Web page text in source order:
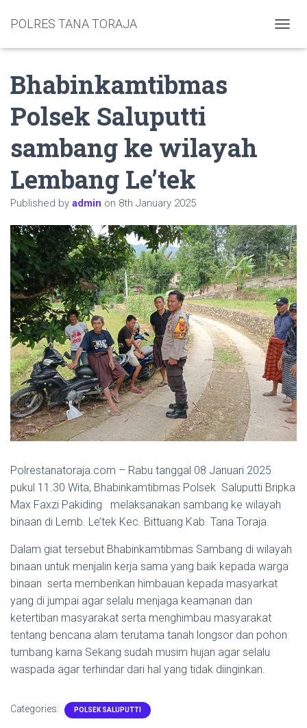
POLRES TANA TORAJA
Bhabinkamtibmas
Polsek Saluputti
sambang ke wilayah
Lembang Le’tek
Published by admin on 8th January 2025
Polrestanatoraja.com – Rabu tanggal 08 Januari 2025
pukul 11.30 Wita, Bhabinkamtibmas Polsek Saluputti Bripka
Max Faxzi Pakiding melaksanakan sambang ke wilayah
binaan di Lemb. Le’tek Kec. Bittuang Kab. Tana Toraja.
Dalam giat tersebut Bhabinkamtibmas Sambang di wilayah
binaan untuk menjalin kerja sama yang baik kepada warga
binaan serta memberikan himbauan kepada masyarkat
yang di jumpai agar selalu menjaga keamanan dan
ketertiban masyarakat serta menghimbau masyarakat
tentang bencana alam terutama tanah longsor dan pohon
tumbang karna Sekang sudah musim hujan agar selalu
waspada agar terhindar dari hal yang tidak diinginkan.
Categories: POLSEK SALUPUTTI